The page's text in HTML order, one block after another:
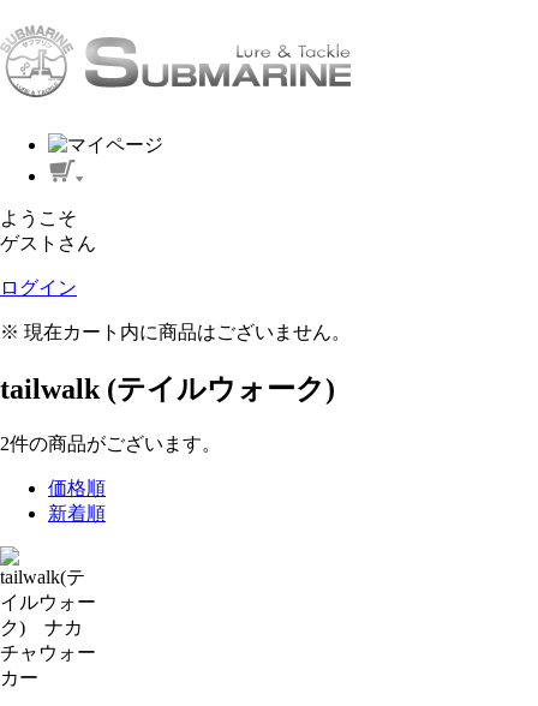
ようこそ
ゲストさん
ログイン
※ 現在カート内に商品はございません。
tailwalk (テイルウォーク)
2件の商品がございます。
価格順
新着順